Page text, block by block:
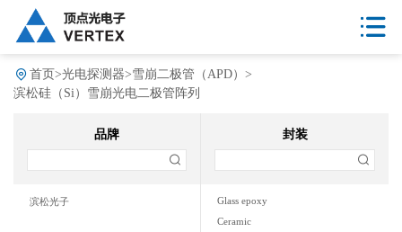
首页 >光电探测器>雪崩二极管（APD） >
滨松硅（Si）雪崩光电二极管阵列
品牌
滨松光子
封装
Glass epoxy
Ceramic